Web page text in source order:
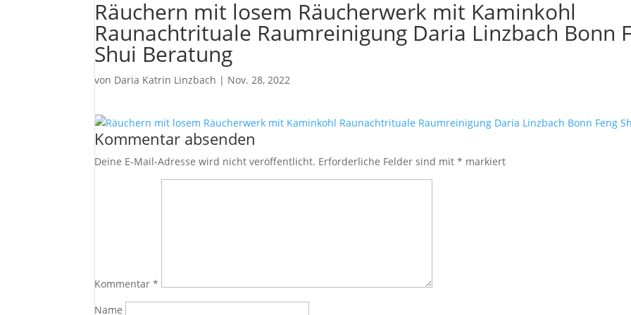
Räuchern mit losem Räucherwerk mit Kaminkohl
Raunachtrituale Raumreinigung Daria Linzbach Bonn
Shui Beratung
von Daria Katrin Linzbach | Nov. 28, 2022
Kommentar absenden
Deine E-Mail-Adresse wird nicht veröffentlicht. Erforderliche Felder sind mit* markiert
Kommentar*
Name